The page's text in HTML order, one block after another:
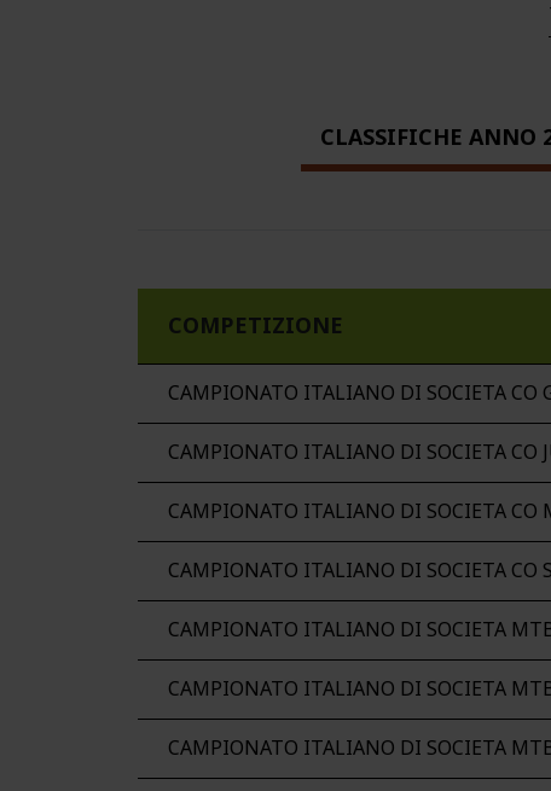
CLASSIFICHE ANNO
COMPETIZIONE
CAMPIONATO ITALIANO DI SOCIETA CO
CAMPIONATO ITALIANO DI SOCIETA CO
CAMPIONATO ITALIANO DI SOCIETA CO
CAMPIONATO ITALIANO DI SOCIETA CO
CAMPIONATO ITALIANO DI SOCIETA
CAMPIONATO ITALIANO DI SOCIETA
CAMPIONATO ITALIANO DI SOCIETA